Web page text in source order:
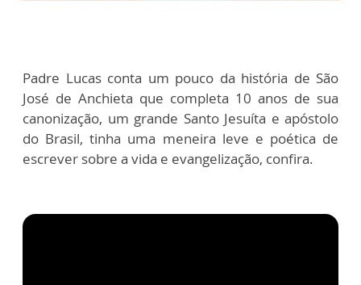
Padre Lucas conta um pouco da história de São
José de Anchieta que completa 10 anos de sua
canonização, um grande Santo Jesuíta e apóstolo
do Brasil, tinha uma meneira leve e poética de
escrever sobre a vida e evangelização, confira.